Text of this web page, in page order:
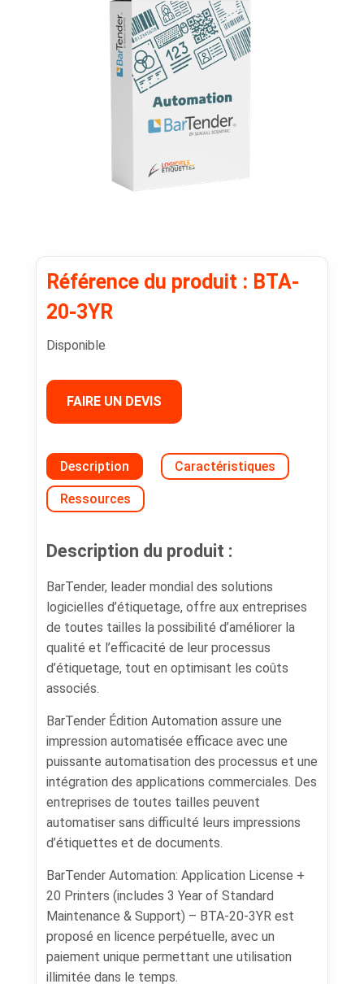
Référence du produit : BTA-
20-3YR
Disponible
FAIRE UN DEVIS
Description Caractéristiques
Ressources
Description du produit :
BarTender, leader mondial des solutions
logicielles d’étiquetage, offre aux entreprises
de toutes tailles la possibilité d’améliorer la
qualité et l’efficacité de leur processus
d’étiquetage, tout en optimisant les coûts
associés.
BarTender Édition Automation assure une
impression automatisée efficace avec une
puissante automatisation des processus et une
intégration des applications commerciales. Des
entreprises de toutes tailles peuvent
automatiser sans difficulté leurs impressions
d’étiquettes et de documents.
BarTender Automation: Application License +
20 Printers (includes 3 Year of Standard
Maintenance & Support) – BTA-20-3YR est
proposé en licence perpétuelle, avec un
paiement unique permettant une utilisation
illimitée dans le temps.